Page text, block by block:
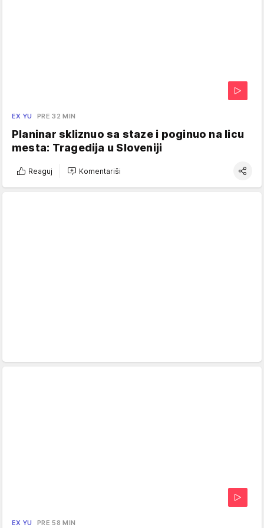
EX YU PRE 32 MIN
Planinar skliznuo sa staze i poginuo na licu
mesta: Tragedija u Sloveniji
Reaguj Komentariši
EX YU PRE 58 MIN